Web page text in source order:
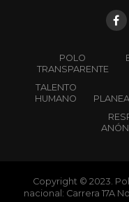
POLO
TRANSPARENTE
TALENTO
HUMANO
Copyright © 2023.
nacional: Carrera 17A